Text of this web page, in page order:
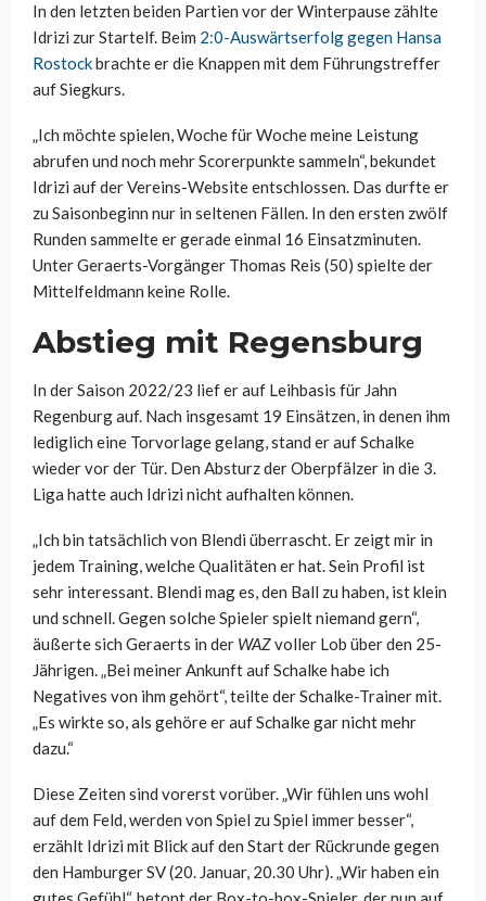
In den letzten beiden Partien vor der Winterpause zählte
Idrizi zur Startelf. Beim 2:0-Auswärtserfolg gegen Hansa
Rostockbrachte er die Knappen mit dem Führungstreffer
auf Siegkurs.
„Ich möchte spielen, Woche für Woche meine Leistung
abrufen und noch mehr Scorerpunkte sammeln“, bekundet
Idrizi auf der Vereins-Website entschlossen. Das durfte er
zu Saisonbeginn nur in seltenen Fällen. In den ersten zwölf
Runden sammelte er gerade einmal 16 Einsatzminuten.
Unter Geraerts-Vorgänger Thomas Reis (50) spielte der
Mittelfeldmann keine Rolle.
Abstieg mit Regensburg
In der Saison 2022/23 lief er auf Leihbasis für Jahn
Regenburg auf. Nach insgesamt 19 Einsätzen, in denen ihm
lediglich eine Torvorlage gelang, stand er auf Schalke
wieder vor der Tür. Den Absturz der Oberpfälzer in die 3.
Liga hatte auch Idrizi nicht aufhalten können.
„Ich bin tatsächlich von Blendi überrascht. Er zeigt mir in
jedem Training, welche Qualitäten er hat. Sein Profil ist
sehr interessant. Blendi mag es, den Ball zu haben, ist klein
und schnell. Gegen solche Spieler spielt niemand gern“,
äußerte sich Geraerts in der WAZvoller Lob über den 25-
Jährigen. „Bei meiner Ankunft auf Schalke habe ich
Negatives von ihm gehört“, teilte der Schalke-Trainer mit.
„Es wirkte so, als gehöre er auf Schalke gar nicht mehr
dazu.“
Diese Zeiten sind vorerst vorüber. „Wir fühlen uns wohl
auf dem Feld, werden von Spiel zu Spiel immer besser“,
erzählt Idrizi mit Blick auf den Start der Rückrunde gegen
den Hamburger SV (20. Januar, 20.30 Uhr). „Wir haben ein